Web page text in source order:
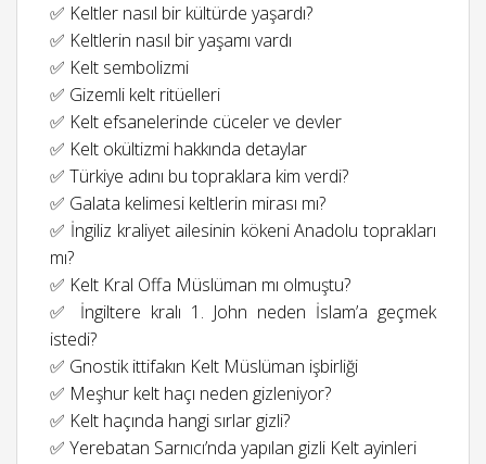
✅ Keltler nasıl bir kültürde yaşardı?
✅ Keltlerin nasıl bir yaşamı vardı
✅ Kelt sembolizmi
✅ Gizemli kelt ritüelleri
✅ Kelt efsanelerinde cüceler ve devler
✅ Kelt okültizmi hakkında detaylar
✅ Türkiye adını bu topraklara kim verdi?
✅ Galata kelimesi keltlerin mirası mı?
✅ İngiliz kraliyet ailesinin kökeni Anadolu toprakları
mı?
✅ Kelt Kral Offa Müslüman mı olmuştu?
✅ İngiltere kralı 1. John neden İslam’a geçmek
istedi?
✅ Gnostik ittifakın Kelt Müslüman işbirliği
✅ Meşhur kelt haçı neden gizleniyor?
✅ Kelt haçında hangi sırlar gizli?
✅ Yerebatan Sarnıcı’nda yapılan gizli Kelt ayinleri